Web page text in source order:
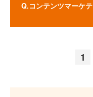
Q.コンテンツマーケ
1